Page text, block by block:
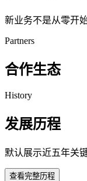
新业务不是从零开
Partners
合作生态
History
发展历程
默认展示近五年关
查看完整历程